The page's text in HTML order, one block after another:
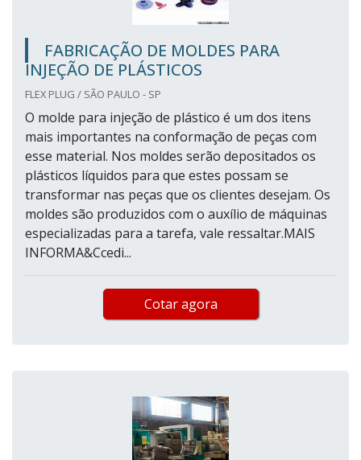
FABRICAÇÃO DE MOLDES PARA
INJEÇÃO DE PLÁSTICOS
FLEX PLUG / SÃO PAULO - SP
O molde para injeção de plástico é um dos itens
mais importantes na conformação de peças com
esse material. Nos moldes serão depositados os
plásticos líquidos para que estes possam se
transformar nas peças que os clientes desejam. Os
moldes são produzidos com o auxílio de máquinas
especializadas para a tarefa, vale ressaltar.MAIS
INFORMA&Ccedi...
Cotar agora